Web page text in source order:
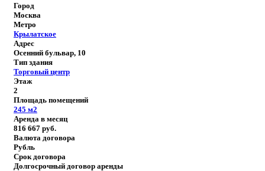
Город
Москва
Метро
Крылатское
Адрес
Осенний бульвар, 10
Тип здания
Торговый центр
Этаж
2
Площадь помещений
245 м2
Аренда в месяц
816 667 руб.
Валюта договора
Рубль
Срок договора
Долгосрочный договор аренды